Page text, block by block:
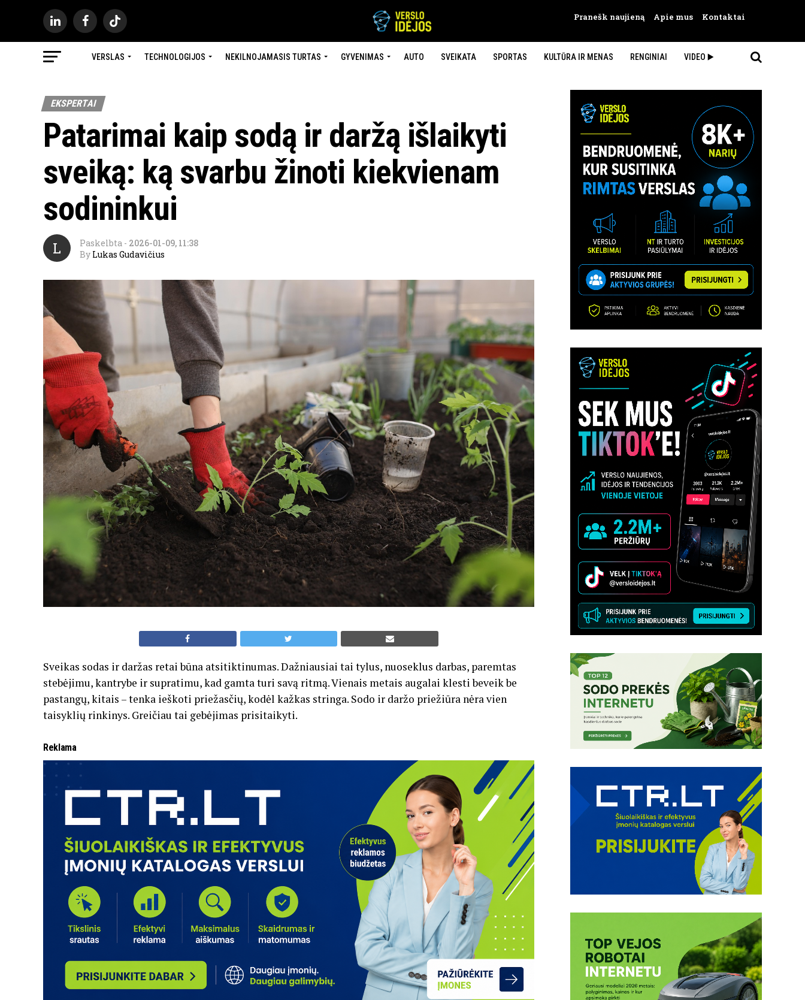
Pranešk naujieną Apie mus Kontaktai
VERSLAS TECHNOLOGIJOS NEKILNOJAMASIS TURTAS GYVENIMAS AUTO SVEIKATA SPORTAS KULTŪRA IR MENAS RENGINIAI VIDEO ▶️
EKSPERTAI
Patarimai kaip sodą ir daržą išlaikyti
sveiką: ką svarbu žinoti kiekvienam
sodininkui
L Paskelbta - 2026-01-09, 11:38
By Lukas Gudavičius
Sveikas sodas ir daržas retai būna atsitiktinumas. Dažniausiai tai tylus, nuoseklus darbas, paremtas
stebėjimu, kantrybe ir supratimu, kad gamta turi savą ritmą. Vienais metais augalai klesti beveik be
pastangų, kitais – tenka ieškoti priežasčių, kodėl kažkas stringa. Sodo ir daržo priežiūra nėra vien
taisyklių rinkinys. Greičiau tai gebėjimas prisitaikyti.
Reklama